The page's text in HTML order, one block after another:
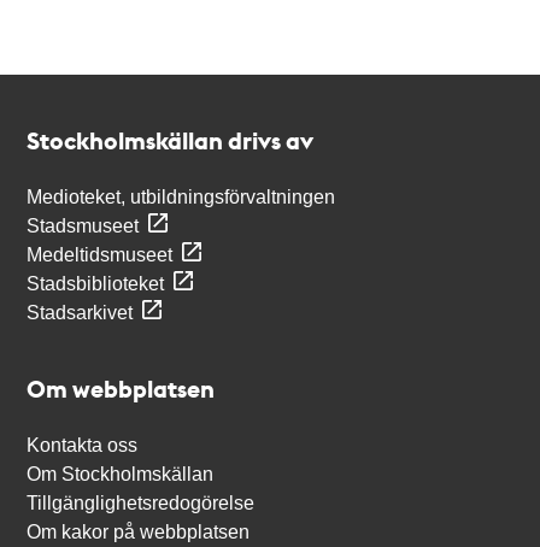
Stockholmskällan drivs av
Medioteket, utbildningsförvaltningen
Stadsmuseet
Medeltidsmuseet
Stadsbiblioteket
Stadsarkivet
Om webbplatsen
Kontakta oss
Om Stockholmskällan
Tillgänglighetsredogörelse
Om kakor på webbplatsen